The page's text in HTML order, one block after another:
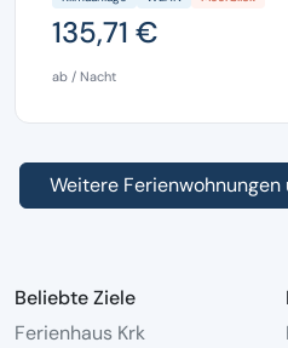
135,71 €
ab / Nacht
Weitere
Beliebte Ziele
Ferienhaus Krk